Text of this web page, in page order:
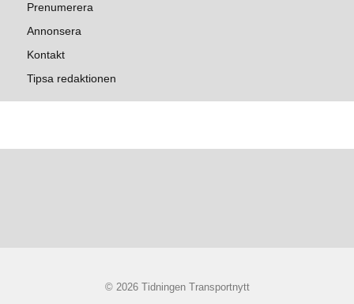
Prenumerera
Annonsera
Kontakt
Tipsa redaktionen
© 2026 Tidningen Transportnytt